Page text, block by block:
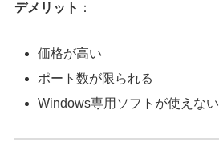
デメリット ：
価格が高い
ポート数が限られる
Windows専用ソフトが使えない